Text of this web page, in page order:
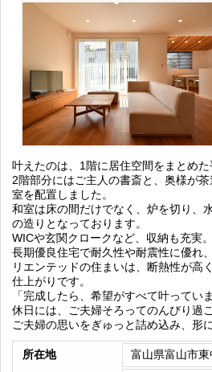
叶えたのは、1階に居住空間をまとめた
2階部分にはご主人の書斎と、奥様が
室を配置しました。
和室は床の間だけでなく、炉を切り、
の造りとなっております。
WICや玄関クロークなど、収納も充実。
長期優良住宅で耐久性や耐震性に優れ
リエンテッドの住まいは、断熱性が高
仕上がりです。
「完成したら、希望がすべて叶ってい
休日には、ご夫婦そろってのんびり過
ご夫婦の思いをぎゅっと詰め込み、形
所在地
富山県富山市